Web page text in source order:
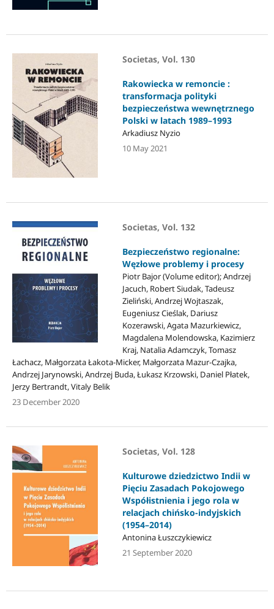
Societas, Vol. 130
Rakowiecka w remoncie :
transformacja polityki
bezpieczeństwa wewnętrznego
Polski w latach 1989–1993
Arkadiusz Nyzio
10 May 2021
Societas, Vol. 132
Bezpieczeństwo regionalne:
Węzłowe problemy i procesy
Piotr Bajor (Volume editor); Andrzej
Jacuch, Robert Siudak, Tadeusz
Zieliński, Andrzej Wojtaszak,
Eugeniusz Cieślak, Dariusz
Kozerawski, Agata Mazurkiewicz,
Magdalena Molendowska, Kazimierz
Kraj, Natalia Adamczyk, Tomasz
Łachacz, Małgorzata Łakota-Micker, Małgorzata Mazur-Czajka,
Andrzej Jarynowski, Andrzej Buda, Łukasz Krzowski, Daniel Płatek,
Jerzy Bertrandt, Vitaly Belik
23 December 2020
Societas, Vol. 128
Kulturowe dziedzictwo Indii w
Pięciu Zasadach Pokojowego
Współistnienia i jego rola w
relacjach chińsko-indyjskich
(1954–2014)
Antonina Łuszczykiewicz
21 September 2020